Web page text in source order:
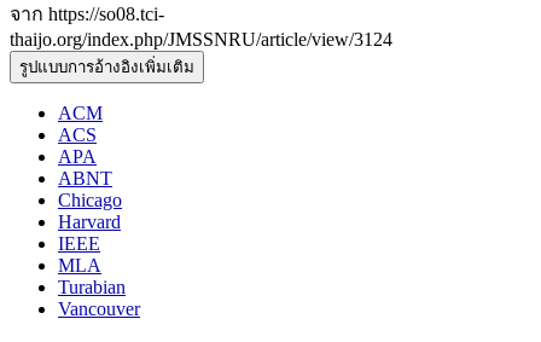
จาก https://so08.tci-
thaijo.org/index.php/JMSSNRU/article/view/3124
รูปแบบการอ้างอิงเพิ่มเติม
ACM
ACS
APA
ABNT
Chicago
Harvard
IEEE
MLA
Turabian
Vancouver